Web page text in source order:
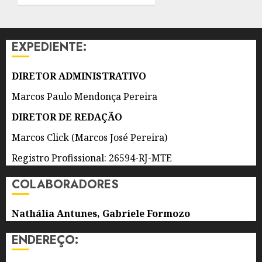
DE 2026
EXPEDIENTE:
DIRETOR ADMINISTRATIVO
Marcos Paulo Mendonça Pereira
DIRETOR DE REDAÇÃO
Marcos Click (Marcos José Pereira)
Registro Profissional: 26594-RJ-MTE
COLABORADORES
Nathália Antunes, Gabriele Formozo
ENDEREÇO: